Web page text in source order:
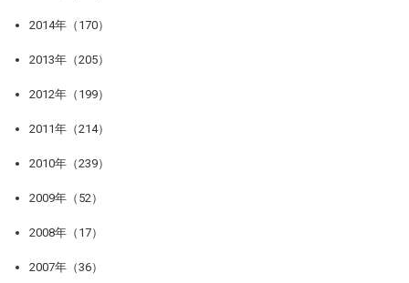
2014年（170）
2013年（205）
2012年（199）
2011年（214）
2010年（239）
2009年（52）
2008年（17）
2007年（36）